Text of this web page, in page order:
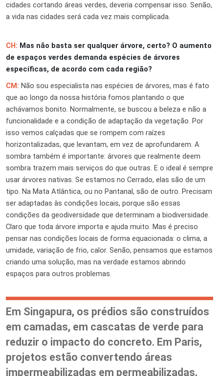
cidades cortando áreas verdes, deveria compensar isso. Senão,
a vida nas cidades será cada vez mais complicada.
CH: Mas não basta ser qualquer árvore, certo? O aumento
de espaços verdes demanda espécies de árvores
específicas, de acordo com cada região?
CM: Não sou especialista nas espécies de árvores, mas é fato
que ao longo da nossa história fomos plantando o que
achávamos bonito. Normalmente, se buscou a beleza e não a
funcionalidade e a condição de adaptação da vegetação. Por
isso vemos calçadas que se rompem com raízes
horizontalizadas, que levantam, em vez de aprofundarem. A
sombra também é importante: árvores que realmente deem
sombra trazem mais serviços do que outras. E o ideal é sempre
usar árvores nativas. Se estamos no Cerrado, elas são de um
tipo. Na Mata Atlântica, ou no Pantanal, são de outro. Precisam
ser adaptadas às condições locais, porque são essas
condições da geodiversidade que determinam a biodiversidade.
Claro que toda árvore importa e ajuda muito. Mas é preciso
pensar nas condições locais de forma equacionada: o clima, a
umidade, variação de frio, calor. Senão, pensamos que estamos
criando uma solução, mas na verdade estamos abrindo
espaços para outros problemas.
Em Singapura, os prédios são construídos
em camadas, em cascatas de verde para
reduzir o impacto do concreto. Em Paris,
projetos estão convertendo áreas
impermeabilizadas em permeabilizadas,